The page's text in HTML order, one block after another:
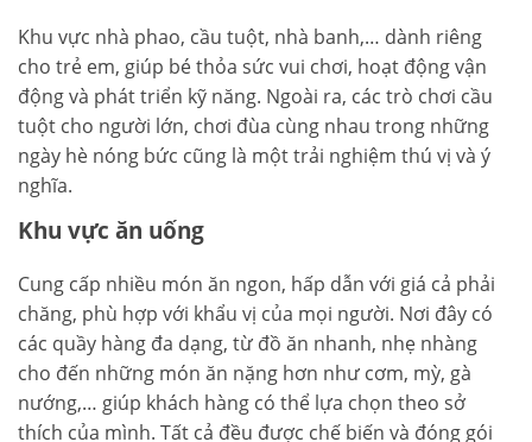
Khu vực nhà phao, cầu tuột, nhà banh,… dành riêng
cho trẻ em, giúp bé thỏa sức vui chơi, hoạt động vận
động và phát triển kỹ năng. Ngoài ra, các trò chơi cầu
tuột cho người lớn, chơi đùa cùng nhau trong những
ngày hè nóng bức cũng là một trải nghiệm thú vị và ý
nghĩa.
Khu vực ăn uống
Cung cấp nhiều món ăn ngon, hấp dẫn với giá cả phải
chăng, phù hợp với khẩu vị của mọi người. Nơi đây có
các quầy hàng đa dạng, từ đồ ăn nhanh, nhẹ nhàng
cho đến những món ăn nặng hơn như cơm, mỳ, gà
nướng,… giúp khách hàng có thể lựa chọn theo sở
thích của mình. Tất cả đều được chế biến và đóng gói